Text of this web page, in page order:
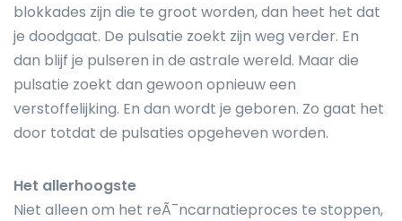
blokkades zijn die te groot worden, dan heet het dat
je doodgaat. De pulsatie zoekt zijn weg verder. En
dan blijf je pulseren in de astrale wereld. Maar die
pulsatie zoekt dan gewoon opnieuw een
verstoffelijking. En dan wordt je geboren. Zo gaat het
door totdat de pulsaties opgeheven worden.
Het allerhoogste
Niet alleen om het reÃ¯ncarnatieproces te stoppen,